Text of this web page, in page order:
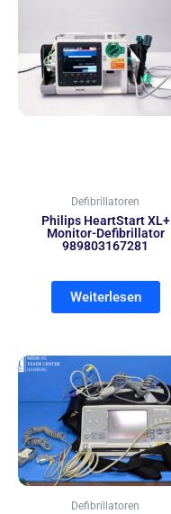
Defibrillatoren
Philips HeartStart XL+
Monitor-Defibrillator
989803167281
Weiterlesen
Defibrillatoren